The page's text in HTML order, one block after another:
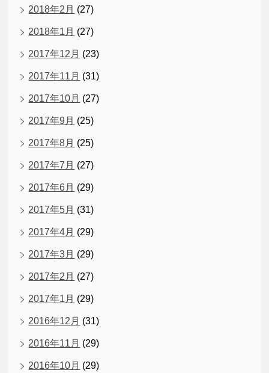
2018年2月 (27)
2018年1月 (27)
2017年12月 (23)
2017年11月 (31)
2017年10月 (27)
2017年9月 (25)
2017年8月 (25)
2017年7月 (27)
2017年6月 (29)
2017年5月 (31)
2017年4月 (29)
2017年3月 (29)
2017年2月 (27)
2017年1月 (29)
2016年12月 (31)
2016年11月 (29)
2016年10月 (29)